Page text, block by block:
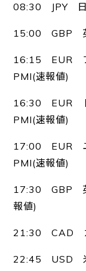
08:30 JPY 日
15:00 GBP
16:15 EUR フ
PMI(速報値)
16:30 EUR ド
PMI(速報値)
17:00 EUR ユ
PMI(速報値)
17:30 GBP 英
報値)
21:30 CAD
22:45 USD 米